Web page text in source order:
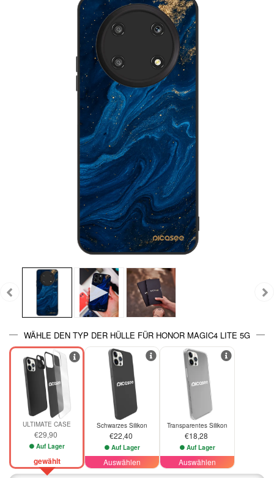
WÄHLE DEN TYP DER HÜLLE FÜR HONOR MAGIC4 LITE 5G
ULTIMATE CASE
€29,90
Auf Lager
gewählt
Schwarzes Silikon
€22,40
Auf Lager
Auswählen
Transparentes Silikon
€18,28
Auf Lager
Auswählen